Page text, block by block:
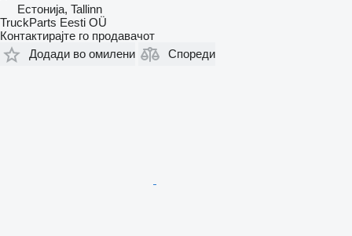
Естонија, Tallinn
TruckParts Eesti OÜ
Контактирајте го продавачот
Додади во омилени
Спореди